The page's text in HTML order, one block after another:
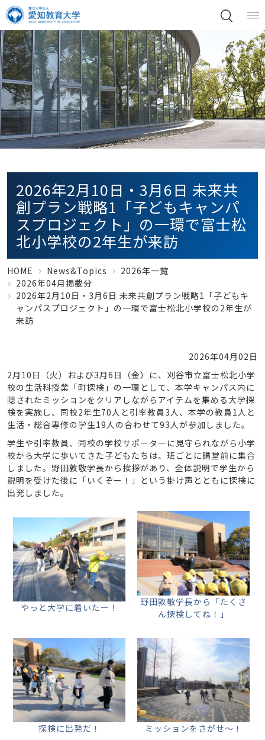
2026年2月10日・3月6日 未来共
創プラン戦略1「子どもキャンパ
スプロジェクト」の一環で富士松
北小学校の2年生が来訪
HOME News&Topics
2026年一覧
2026年04月掲載分
2026年2月10日・3月6日 未来共創プラン戦略1「子どもキ
ャンパスプロジェクト」の一環で富士松北小学校の2年生が
来訪
2026年04月02日
2月10日（火）および3月6日（金）に、刈谷市立富士松北小学
校の生活科授業「町探検」の一環として、本学キャンパス内に
隠されたミッションをクリアしながらアイテムを集める大学探
検を実施し、同校2年生70人と引率教員3人、本学の教員1人と
生活・総合専修の学生19人の合わせて93人が参加しました。
学生や引率教員、同校の学校サポーターに見守られながら小学
校から大学に歩いてきた子どもたちは、班ごとに講堂前に集合
しました。野田敦敬学長から挨拶があり、全体説明で学生から
説明を受けた後に「いくぞー！」という掛け声とともに探検に
出発しました。
やっと大学に着いたー！
野田敦敬学長から「たくさ
ん探検してね！」
探検に出発だ！
ミッションをさがせ～！